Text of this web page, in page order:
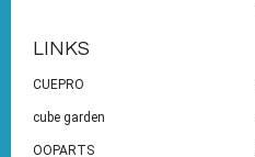
LINKS
CUEPRO
cube garden
OOPARTS